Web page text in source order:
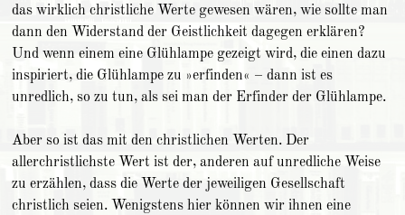
das wirklich christliche Werte gewesen wären, wie sollte man
dann den Widerstand der Geistlichkeit dagegen erklären?
Und wenn einem eine Glühlampe gezeigt wird, die einen dazu
inspiriert, die Glühlampe zu »erfinden« – dann ist es
unredlich, so zu tun, als sei man der Erfinder der Glühlampe.
Aber so ist das mit den christlichen Werten. Der
allerchristlichste Wert ist der, anderen auf unredliche Weise
zu erzählen, dass die Werte der jeweiligen Gesellschaft
christlich seien. Wenigstens hier können wir ihnen eine